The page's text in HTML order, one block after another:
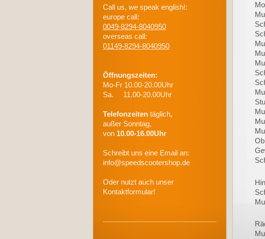
Call us, we speak english!:
europe call:
0049-8294-8040950
overseas call:
01149-8294-8040950
Öffnungszeiten:
Mo-Fr 10.00-20.00Uhr
Sa. 11.00-20.00Uhr
Telefonzeiten täglich,
außer Sonntag,
von 10.00-16.00Uhr
Schreibt uns eine Email an:
info@speedscootershop.de
Oder nutzt auch unser
Kontaktformular!